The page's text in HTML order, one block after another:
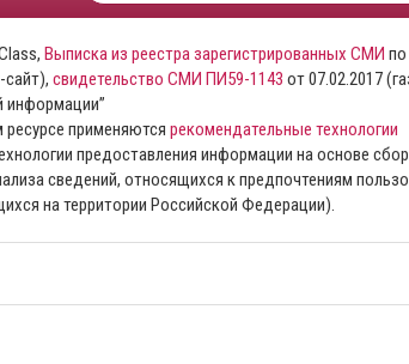
Выписка из реестра зарегистрированных СМИ
сайт), свидетельство СМИ ПИ59-1143 от 07.02.2017
информации”
применяются рекомендательные технологии
предоставления информации на основе
сведений, относящихся к предпочтениям
на территории Российской Федерации).